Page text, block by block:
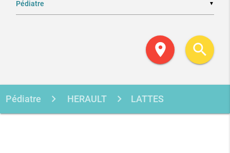
▼
location_on search
Pédiatre HERAULT LATTES